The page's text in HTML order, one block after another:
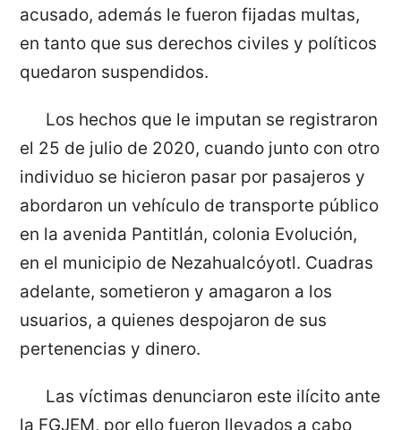
acusado, además le fueron fijadas multas,
en tanto que sus derechos civiles y políticos
quedaron suspendidos.
Los hechos que le imputan se registraron
el 25 de julio de 2020, cuando junto con otro
individuo se hicieron pasar por pasajeros y
abordaron un vehículo de transporte público
en la avenida Pantitlán, colonia Evolución,
en el municipio de Nezahualcóyotl. Cuadras
adelante, sometieron y amagaron a los
usuarios, a quienes despojaron de sus
pertenencias y dinero.
Las víctimas denunciaron este ilícito ante
la FGJEM, por ello fueron llevados a cabo